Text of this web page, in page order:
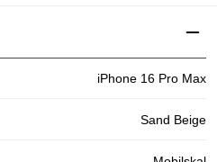
iPhone 16 Pro Max
Sand Beige